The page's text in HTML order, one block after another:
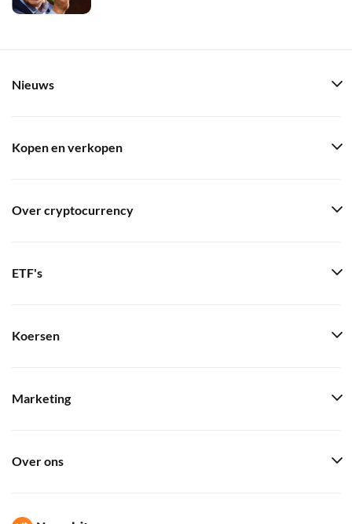
Nieuws
Kopen en verkopen
Over cryptocurrency
ETF's
Koersen
Marketing
Over ons